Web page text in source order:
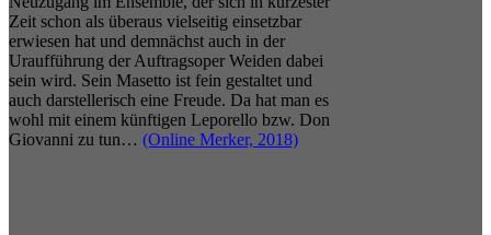
Zeit schon als überaus vielseitig einsetzbar
erwiesen hat und demnächst auch in der
Uraufführung der Auftragsoper Weiden dabei
sein wird. Sein Masetto ist fein gestaltet und
auch darstellerisch eine Freude. Da hat man es
wohl mit einem künftigen Leporello bzw. Don
Giovanni zu tun… (Online Merker, 2018)